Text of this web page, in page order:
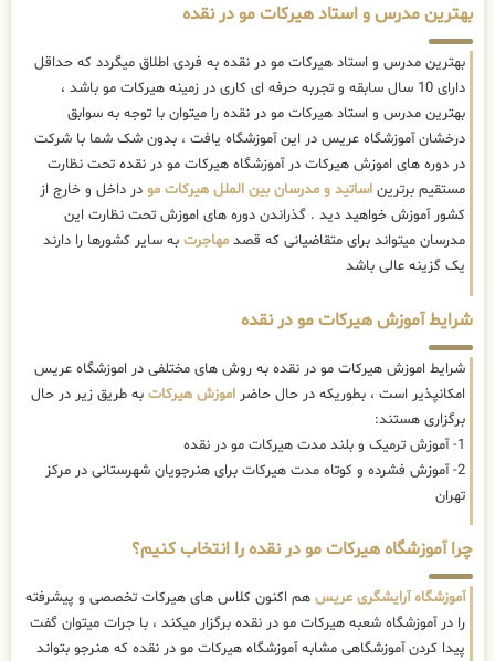
بهترین مدرس و استاد هیرکات مو در نقده
بهترین مدرس و استاد هیرکات مو در نقده به فردی اطلاق میگردد که حداقل
دارای 10 سال سابقه و تجربه حرفه ای کاری در زمینه هیرکات مو باشد ،
بهترین مدرس و استاد هیرکات مو در نقده را میتوان با توجه به سوابق
درخشان آموزشگاه عریس در این آموزشگاه یافت ، بدون شک شما با شرکت
در دوره های اموزش هیرکات در آموزشگاه هیرکات مو در نقده تحت نظارت
مستقیم برترین اساتید و مدرسان بین الملل هیرکات مو در داخل و خارج از
کشور آموزش خواهید دید . گذراندن دوره های اموزش تحت نظارت این
مدرسان میتواند برای متقاضیانی که قصد مهاجرت به سایر کشورها را دارند
یک گزینه عالی باشد
شرایط آموزش هیرکات مو در نقده
شرایط اموزش هیرکات مو در نقده به روش های مختلفی در اموزشگاه عریس
امکانپذیر است ، بطوریکه در حال حاضر اموزش هیرکات به طریق زیر در حال
برگزاری هستند:
1- آموزش ترمیک و بلند مدت هیرکات مو در نقده
2- آموزش فشرده و کوتاه مدت هیرکات برای هنرجویان شهرستانی در مرکز
تهران
چرا آموزشگاه هیرکات مو در نقده را انتخاب کنیم؟
آموزشگاه آرایشگری عریس هم اکنون کلاس های هیرکات تخصصی و پیشرفته
را در آموزشگاه شعبه هیرکات مو در نقده برگزار میکند ، با جرات میتوان گفت
پیدا کردن آموزشگاهی مشابه آموزشگاه هیرکات مو در نقده که هنرجو بتواند